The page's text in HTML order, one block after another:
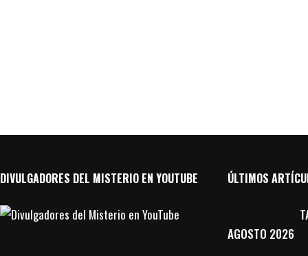
DIVULGADORES DEL MISTERIO EN YOUTUBE ÚLTIMOS
AGOSTO 2026